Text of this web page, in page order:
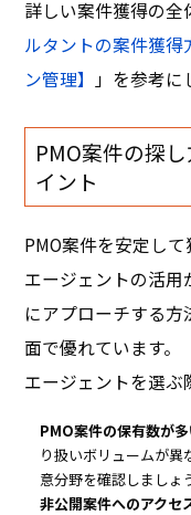
詳しい案件獲得の全
ルタントの案件獲
ン管理】
」を参考に
PMO案件の探
イント
PMO案件を安定し
エージェントの活用
にアプローチする
面で優れています。
エージェントを選ぶ
PMO案件の保有数が
り扱いボリュームが異
意分野を確認しましょ
非公開案件へのアクセ